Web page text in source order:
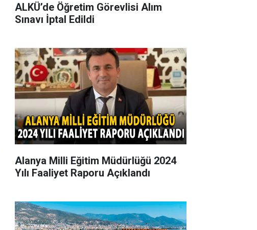
ALKÜ’de Öğretim Görevlisi Alım
Sınavı İptal Edildi
Alanya Milli Eğitim Müdürlüğü 2024
Yılı Faaliyet Raporu Açıklandı